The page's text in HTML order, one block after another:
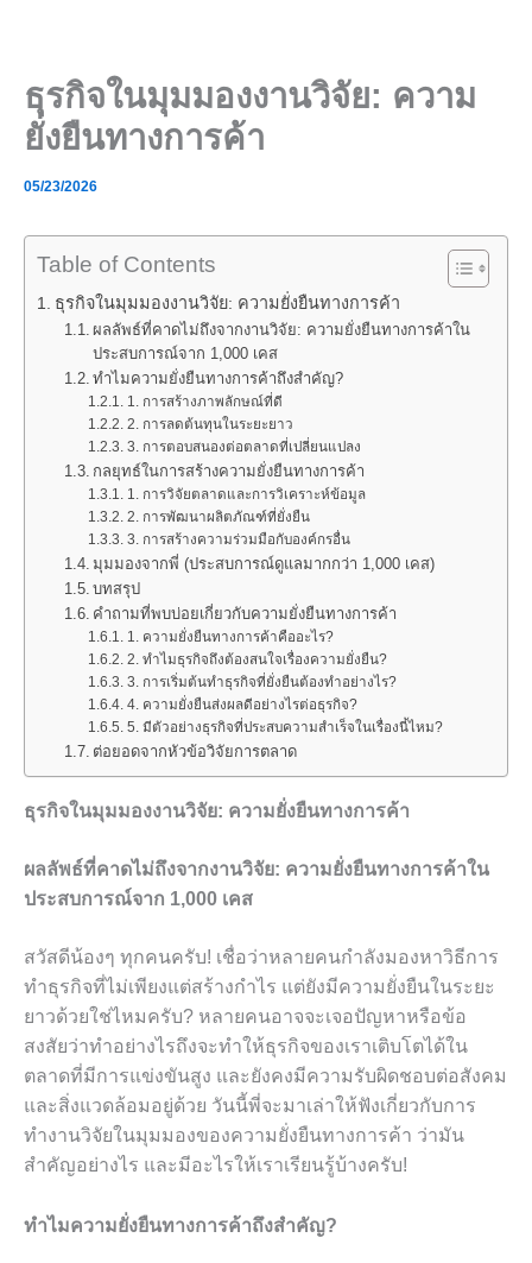
ธุรกิจในมุมมองงานวิจัย: ความ
ยั่งยืนทางการค้า
05/23/2026
Table of Contents
ธุรกิจในมุมมองงานวิจัย: ความยั่งยืนทางการค้า
ผลลัพธ์ที่คาดไม่ถึงจากงานวิจัย: ความยั่งยืนทางการค้าใน
ประสบการณ์จาก 1,000 เคส
ทำไมความยั่งยืนทางการค้าถึงสำคัญ?
1. การสร้างภาพลักษณ์ที่ดี
2. การลดต้นทุนในระยะยาว
3. การตอบสนองต่อตลาดที่เปลี่ยนแปลง
กลยุทธ์ในการสร้างความยั่งยืนทางการค้า
1. การวิจัยตลาดและการวิเคราะห์ข้อมูล
2. การพัฒนาผลิตภัณฑ์ที่ยั่งยืน
3. การสร้างความร่วมมือกับองค์กรอื่น
มุมมองจากพี่ (ประสบการณ์ดูแลมากกว่า 1,000 เคส)
บทสรุป
คำถามที่พบบ่อยเกี่ยวกับความยั่งยืนทางการค้า
1. ความยั่งยืนทางการค้าคืออะไร?
2. ทำไมธุรกิจถึงต้องสนใจเรื่องความยั่งยืน?
3. การเริ่มต้นทำธุรกิจที่ยั่งยืนต้องทำอย่างไร?
4. ความยั่งยืนส่งผลดีอย่างไรต่อธุรกิจ?
5. มีตัวอย่างธุรกิจที่ประสบความสำเร็จในเรื่องนี้ไหม?
ต่อยอดจากหัวข้อวิจัยการตลาด
ธุรกิจในมุมมองงานวิจัย: ความยั่งยืนทางการค้า
ผลลัพธ์ที่คาดไม่ถึงจากงานวิจัย: ความยั่งยืนทางการค้าใน
ประสบการณ์จาก 1,000 เคส
สวัสดีน้องๆ ทุกคนครับ! เชื่อว่าหลายคนกำลังมองหาวิธีการ
ทำธุรกิจที่ไม่เพียงแต่สร้างกำไร แต่ยังมีความยั่งยืนในระยะ
ยาวด้วยใช่ไหมครับ? หลายคนอาจจะเจอปัญหาหรือข้อ
สงสัยว่าทำอย่างไรถึงจะทำให้ธุรกิจของเราเติบโตได้ใน
ตลาดที่มีการแข่งขันสูง และยังคงมีความรับผิดชอบต่อสังคม
และสิ่งแวดล้อมอยู่ด้วย วันนี้พี่จะมาเล่าให้ฟังเกี่ยวกับการ
ทำงานวิจัยในมุมมองของความยั่งยืนทางการค้า ว่ามัน
สำคัญอย่างไร และมีอะไรให้เราเรียนรู้บ้างครับ!
ทำไมความยั่งยืนทางการค้าถึงสำคัญ?